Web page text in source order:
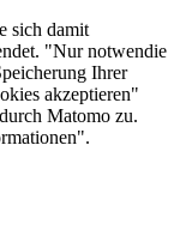
sich damit
"Nur notwendie
Ihrer
akzeptieren"
Matomo zu.